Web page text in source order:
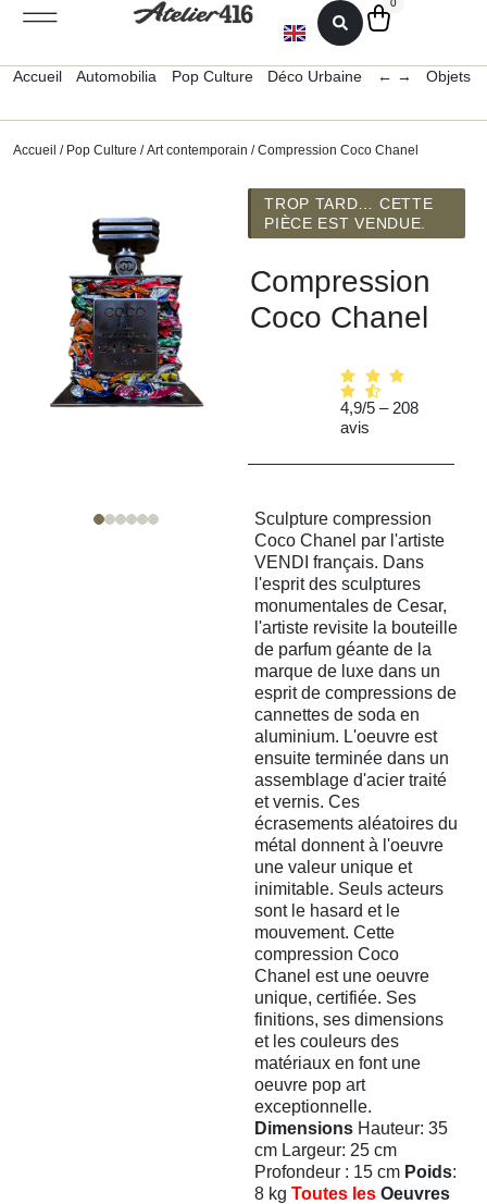
0
Accueil Automobilia Pop Culture Déco Urbaine ← → Objets
Accueil / Pop Culture /Art contemporain / Compression Coco Chanel
TROP TARD… CETTE
PIÈCE EST VENDUE.
Compression
Coco Chanel
4,9/5 – 208
avis
Sculpture compression
Coco Chanel par l'artiste
VENDI français. Dans
l'esprit des sculptures
monumentales de Cesar,
l'artiste revisite la bouteille
de parfum géante de la
marque de luxe dans un
esprit de compressions de
cannettes de soda en
aluminium. L'oeuvre est
ensuite terminée dans un
assemblage d'acier traité
et vernis. Ces
écrasements aléatoires du
métal donnent à l'oeuvre
une valeur unique et
inimitable. Seuls acteurs
sont le hasard et le
mouvement. Cette
compression Coco
Chanel est une oeuvre
unique, certifiée. Ses
finitions, ses dimensions
et les couleurs des
matériaux en font une
oeuvre pop art
exceptionnelle.
Dimensions Hauteur: 35
cm Largeur: 25 cm
Profondeur : 15 cm Poids:
8 kgToutes lesOeuvres